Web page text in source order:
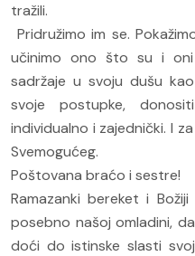
tražili.
Pridružimo im se.
učinimo ono što su i oni
sadržaje u svoju dušu
svoje postupke,
individualno i zajednički. I
Svemogućeg.
Poštovana braćo i sestre!
Ramazanki bereket i
posebno našoj omladini,
doći do istinske slasti